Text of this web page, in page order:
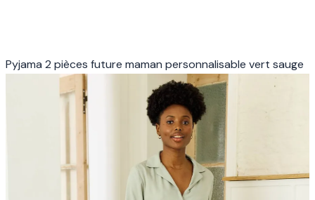
Pyjama 2 pièces future maman personnalisable vert sauge